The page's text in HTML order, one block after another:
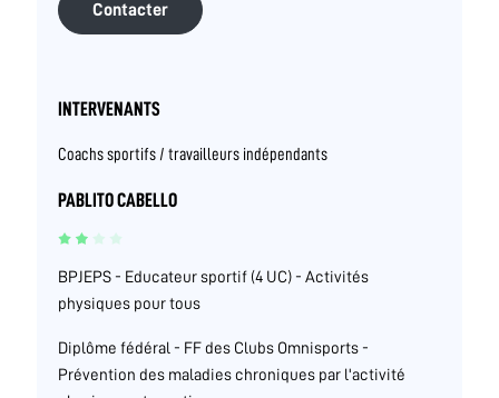
Contacter
INTERVENANTS
Coachs sportifs / travailleurs indépendants
PABLITO CABELLO
BPJEPS - Educateur sportif (4 UC) - Activités
physiques pour tous
Diplôme fédéral - FF des Clubs Omnisports -
Prévention des maladies chroniques par l'activité